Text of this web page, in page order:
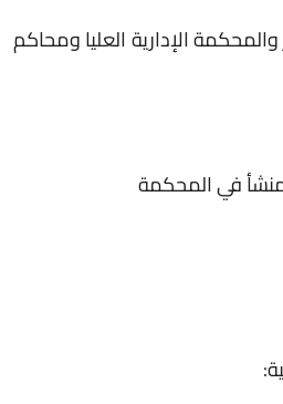
الإدارية العليا ومحاكم
في المحكمة